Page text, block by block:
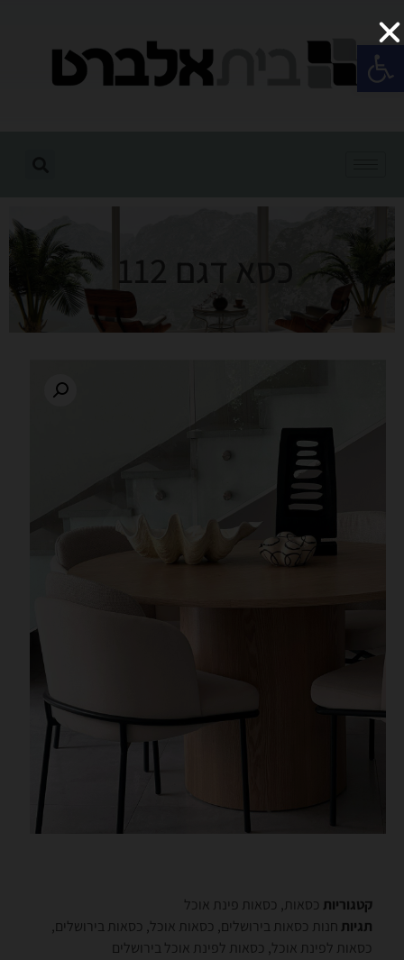
פתח סרגל נגישות
כסא דגם 112
קטגוריות כסאות, כסאות פינת אוכל
תגיות חנות כסאות בירושלים, כסאות אוכל, כסאות בירושלים,
כסאות לפינת אוכל, כסאות לפינת אוכל בירושלים